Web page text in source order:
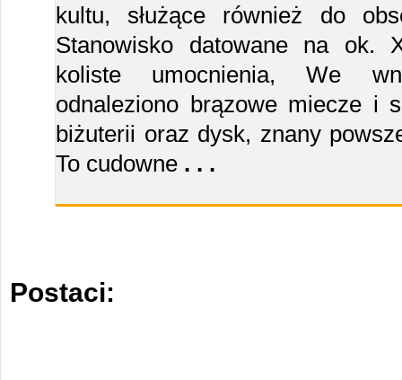
kultu, służące również do
Stanowisko datowane na ok.
koliste umocnienia, We
odnaleziono brązowe miecze i
biżuterii oraz dysk, znany
To cudowne . . .
Postaci: